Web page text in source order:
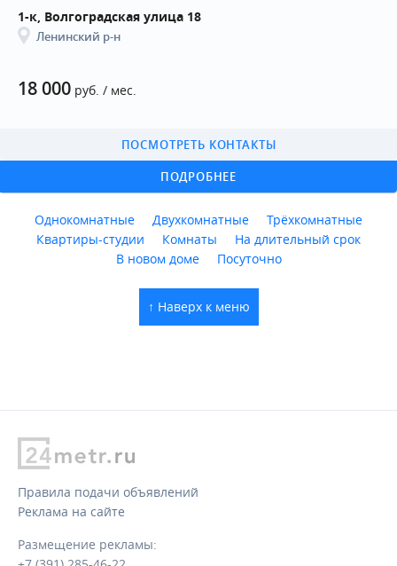
18 000 руб. / мес.
1-к, Волгоградская улица 18
Ленинский р-н
ПОДРОБНЕЕ
ПОСМОТРЕТЬ КОНТАКТЫ
Однокомнатные Двухкомнатные
Трёхкомнатные
Квартиры-студии
Комнаты
На длительный срок
В новом доме
Посуточно
↑ Наверх к меню
Правила подачи объявлений
Реклама на сайте
Размещение рекламы: